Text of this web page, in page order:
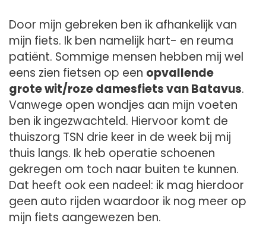
Door mijn gebreken ben ik afhankelijk van
mijn fiets. Ik ben namelijk hart- en reuma
patiënt. Sommige mensen hebben mij wel
eens zien fietsen op een opvallende
grote wit/roze damesfiets van Batavus.
Vanwege open wondjes aan mijn voeten
ben ik ingezwachteld. Hiervoor komt de
thuiszorg TSN drie keer in de week bij mij
thuis langs. Ik heb operatie schoenen
gekregen om toch naar buiten te kunnen.
Dat heeft ook een nadeel: ik mag hierdoor
geen auto rijden waardoor ik nog meer op
mijn fiets aangewezen ben.